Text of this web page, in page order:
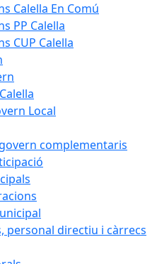
Calella En Comú
PP Calella
CUP Calella
Local
complementaris
personal directiu i càrrecs